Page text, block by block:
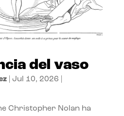
del vaso
| Jul 10, 2026
Christopher Nolan ha